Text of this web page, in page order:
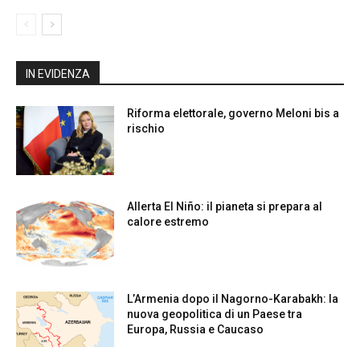
IN EVIDENZA
Riforma elettorale, governo Meloni bis a
rischio
Allerta El Niño: il pianeta si prepara al
calore estremo
L’Armenia dopo il Nagorno-Karabakh: la
nuova geopolitica di un Paese tra
Europa, Russia e Caucaso